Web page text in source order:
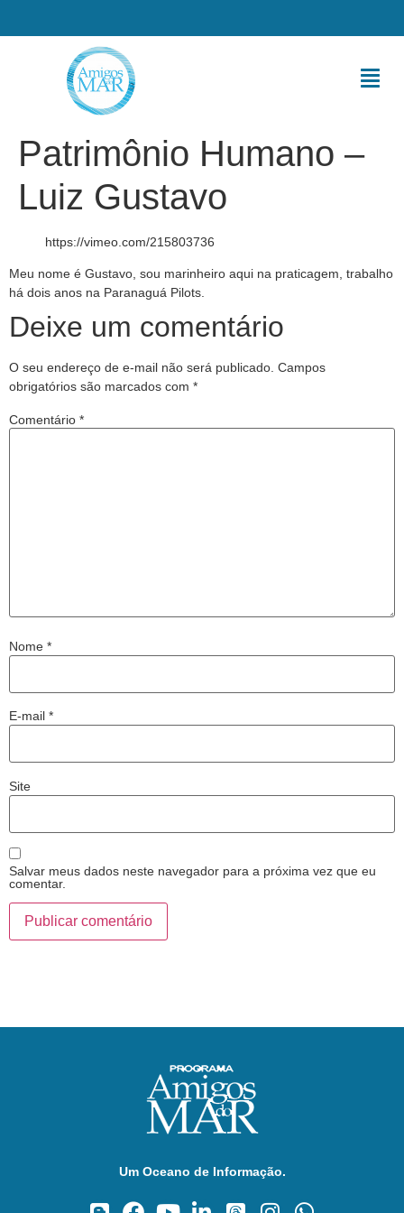
Patrimônio Humano –
Luiz Gustavo
https://vimeo.com/215803736
Meu nome é Gustavo, sou marinheiro aqui na praticagem, trabalho
há dois anos na Paranaguá Pilots.
Deixe um comentário
O seu endereço de e-mail não será publicado. Campos
obrigatórios são marcados com *
Comentário *
Nome *
E-mail *
Site
Salvar meus dados neste navegador para a próxima vez que eu
comentar.
Um Oceano de Informação.